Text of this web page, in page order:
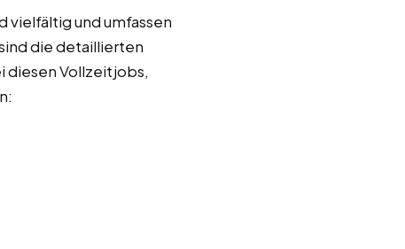
vielfältig und umfassen
die detaillierten
diesen Vollzeitjobs,